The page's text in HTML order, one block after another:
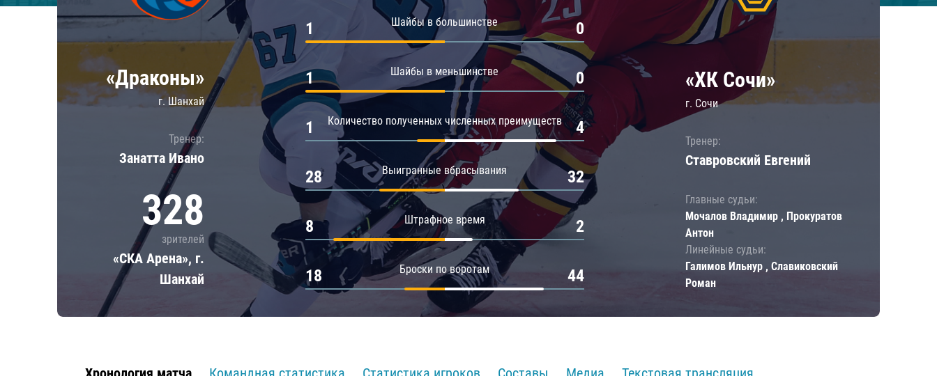
Локомотив
Шанхайские Драконы
Амур
Барыс
Салават Юлаев
«Драконы»
г. Шанхай
Тренер:
Занатта Иванo
328
зрителей
«СКА Арена», г.
Шанхай
Шайбы в большинстве
1 0
Шайбы в меньшинстве
1 0
Количество полученных численных преимуществ
1 4
Выигранные вбрасывания
28 32
Штрафное время
8 2
Броски по воротам
18 44
«ХК Сочи»
г. Сочи
Тренер:
Ставровский Евгений
Главные судьи:
Мочалов Владимир , Прокуратов
Антон
Линейные судьи:
Галимов Ильнур , Славиковский
Роман